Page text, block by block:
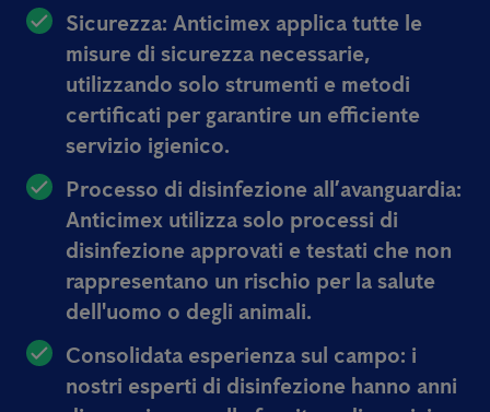
Sicurezza: Anticimex applica tutte le
misure di sicurezza necessarie,
utilizzando solo strumenti e metodi
certificati per garantire un efficiente
servizio igienico.
Processo di disinfezione all’avanguardia:
Anticimex utilizza solo processi di
disinfezione approvati e testati che non
rappresentano un rischio per la salute
dell'uomo o degli animali.
Consolidata esperienza sul campo: i
nostri esperti di disinfezione hanno anni